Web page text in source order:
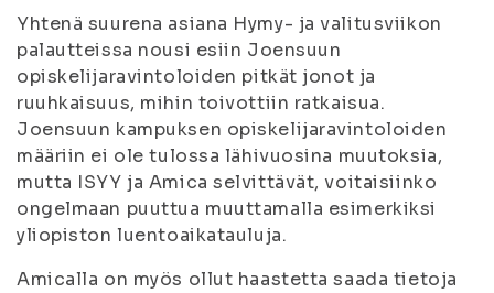
Yhtenä suurena asiana Hymy- ja valitusviikon
palautteissa nousi esiin Joensuun
opiskelijaravintoloiden pitkät jonot ja
ruuhkaisuus, mihin toivottiin ratkaisua.
Joensuun kampuksen opiskelijaravintoloiden
määriin ei ole tulossa lähivuosina muutoksia,
mutta ISYY ja Amica selvittävät, voitaisiinko
ongelmaan puuttua muuttamalla esimerkiksi
yliopiston luentoaikatauluja.
Amicalla on myös ollut haastetta saada tietoja